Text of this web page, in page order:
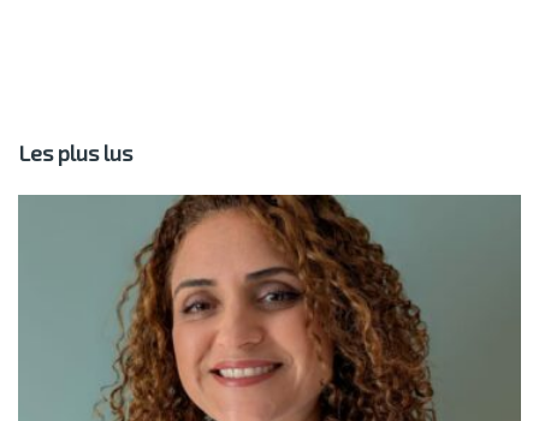
Les plus lus